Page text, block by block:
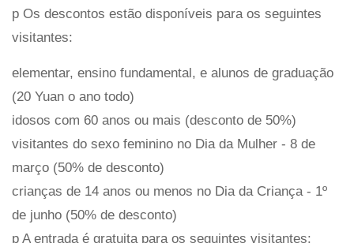
p Os descontos estão disponíveis para os seguintes
visitantes:
elementar, ensino fundamental, e alunos de graduação
(20 Yuan o ano todo)
idosos com 60 anos ou mais (desconto de 50%)
visitantes do sexo feminino no Dia da Mulher - 8 de
março (50% de desconto)
crianças de 14 anos ou menos no Dia da Criança - 1º
de junho (50% de desconto)
p A entrada é gratuita para os seguintes visitantes: